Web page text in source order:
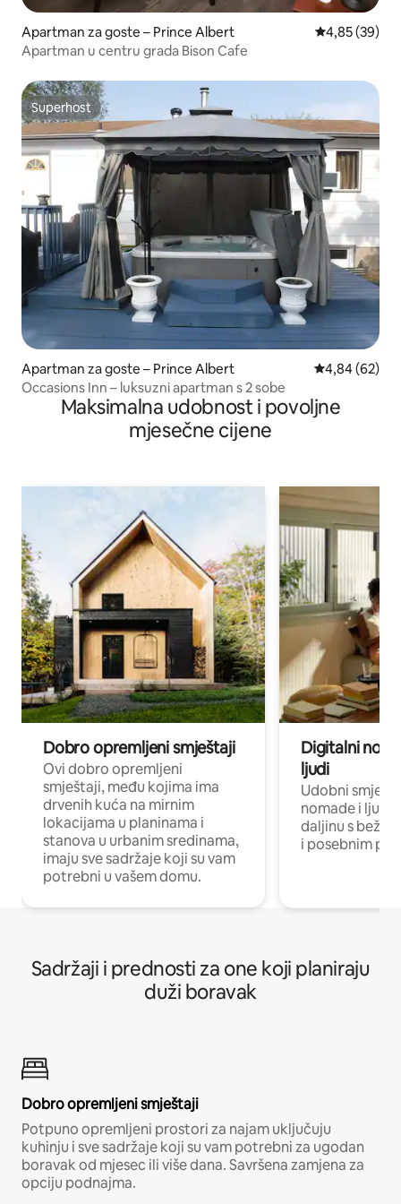
Apartman za goste – Prince Albert Prosječna
4,85 (39)
Apartman u centru grada Bison Cafe
Superhost
Superhost
Apartman za goste – Prince Albert Prosječna
4,84 (62)
Occasions Inn – luksuzni apartman s 2 sobe
Maksimalna udobnost i povoljne
mjesečne cijene
Dobro opremljeni smještaji
Ovi dobro opremljeni
smještaji, među kojima ima
drvenih kuća na mirnim
lokacijama u planinama i
stanova u urbanim sredinama,
imaju sve sadržaje koji su vam
potrebni u vašem domu.
Digitalni
ljudi
Udobni
nomade i ljude
daljinu s
i posebnim
Sadržaji i prednosti za one koji planiraju
duži boravak
Dobro opremljeni smještaji
Potpuno opremljeni prostori za najam uključuju
kuhinju i sve sadržaje koji su vam potrebni za ugodan
boravak od mjesec ili više dana. Savršena zamjena za
opciju podnajma.